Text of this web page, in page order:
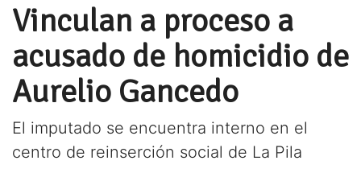
Vinculan a proceso a
acusado de homicidio de
Aurelio Gancedo
El imputado se encuentra interno en el
centro de reinserción social de La Pila